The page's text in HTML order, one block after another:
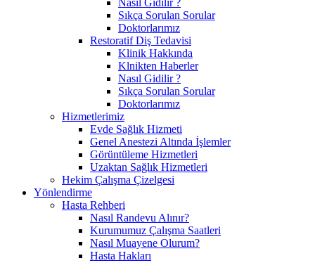
Sıkça Sorulan Sorular
Doktorlarımız
Restoratif Diş Tedavisi
Klinik Hakkında
Klnikten Haberler
Nasıl Gidilir ?
Sıkça Sorulan Sorular
Doktorlarımız
Hizmetlerimiz
Evde Sağlık Hizmeti
Genel Anestezi Altında İşlemler
Görüntüleme Hizmetleri
Uzaktan Sağlık Hizmetleri
Hekim Çalışma Çizelgesi
Yönlendirme
Hasta Rehberi
Nasıl Randevu Alınır?
Kurumumuz Çalışma Saatleri
Nasıl Muayene Olurum?
Hasta Hakları